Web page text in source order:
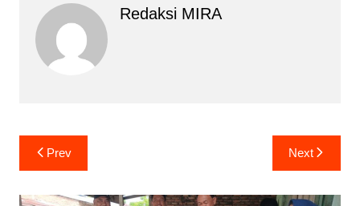
Redaksi MIRA
Navigasi
pos
Prev Next